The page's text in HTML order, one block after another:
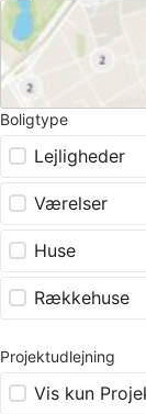
Boligtype
Lejligheder
Værelser
Huse
Rækkehuse
Projektudlejning
Vis kun